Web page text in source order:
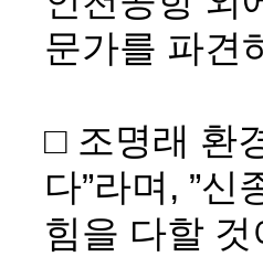
문가를 파견
□ 조명래 환
다”라며, ”
힘을 다할